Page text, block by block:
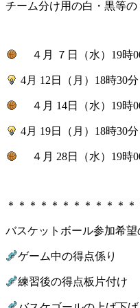
チーム分け用の白・黒等
４月 ７日（水）19時
4月 12日（月）18時30
４月 14日（水）19時
4月 19日（月）18時30
４月 28日（水）19時
＊＊＊＊＊＊＊＊＊＊＊
バスケットボール参加希望
ゲーム中の得点係り
練習後の得点板片付け